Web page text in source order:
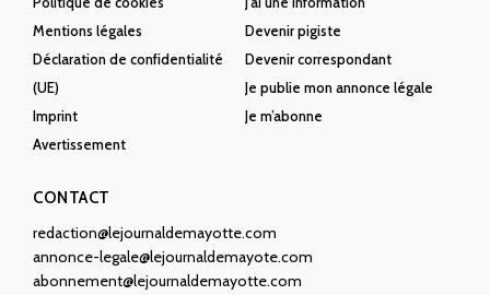
Mentions légales
Déclaration de confidentialité
(UE)
Imprint
Avertissement
Devenir pigiste
Devenir correspondant
Je publie mon annonce légale
Je m’abonne
CONTACT
redaction@lejournaldemayotte.com
annonce-legale@lejournaldemayote.com
abonnement@lejournaldemayotte.com